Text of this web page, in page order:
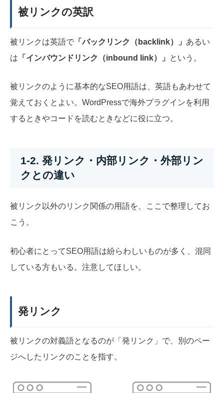
被リンクの英訳
被リンクは英語で 「バックリンク（backlink）」 あるい
は 「インバウンドリンク（inbound link）」 という。
被リンクのように基本的なSEO用語は、英語もあわせて
覚えておくとよい。WordPressで海外プラグインを利用
するときやコードを読むときなどに役に立つ。
1-2. 発リンク・内部リンク・外部リン
クとの違い
被リンク以外のリンク関係の用語を、ここで整理してお
こう。
初心者にとってSEO用語は紛らわしいものが多く、混同
している方もいる。注意してほしい。
発リンク
被リンクの対義語となるのが「発リンク」で、別のペー
ジへしたリンクのことを指す。